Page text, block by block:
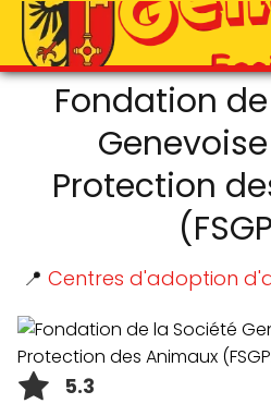
Fondation
Protection
📍 Centres d'adoption
5.3